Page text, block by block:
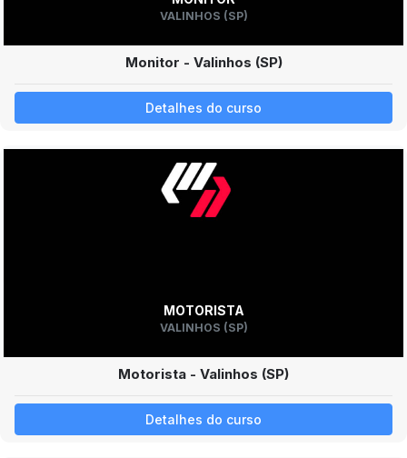
VALINHOS (SP)
Monitor - Valinhos (SP)
Detalhes do curso
MOTORISTA
VALINHOS (SP)
Motorista - Valinhos (SP)
Detalhes do curso